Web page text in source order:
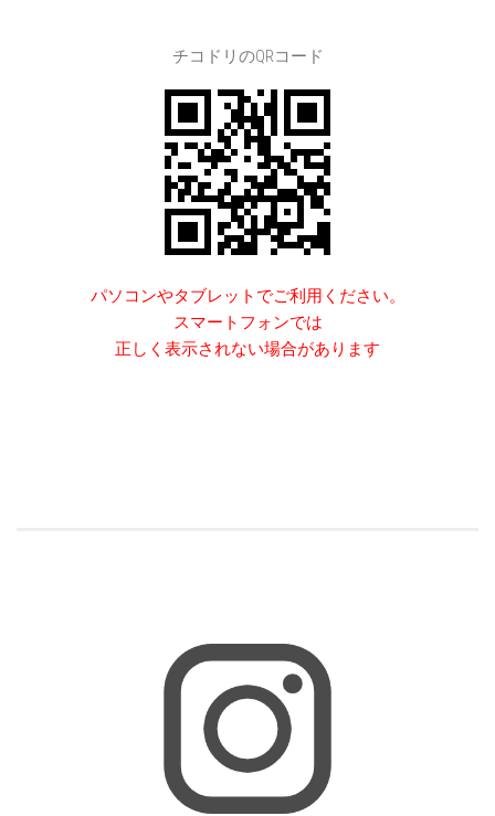
チコドリのQRコード
パソコンやタブレットでご利用ください。
スマートフォンでは
正しく表示されない場合があります